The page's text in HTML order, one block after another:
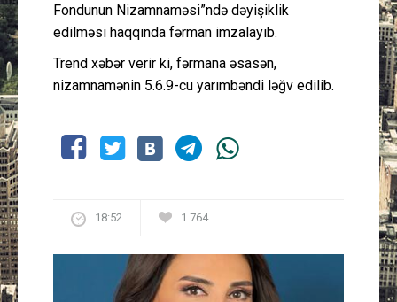
Peşə etikası
Əlaqə
Fondunun Nizamnaməsi”ndə dəyişiklik
edilməsi haqqında fərman imzalayıb.
Trend xəbər verir ki, fərmana əsasən,
nizamnamənin 5.6.9-cu yarımbəndi ləğv edilib.
18:52 1 764